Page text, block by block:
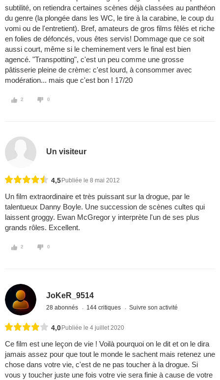
subtilité, on retiendra certaines scènes déjà classées au panthéon
du genre (la plongée dans les WC, le tire à la carabine, le coup du
vomi ou de l'entretient). Bref, amateurs de gros films fêlés et riche
en folies de défoncés, vous êtes servis! Dommage que ce soit
aussi court, même si le cheminement vers le final est bien
agencé. "Transpotting", c'est un peu comme une grosse
pâtisserie pleine de crème: c'est lourd, à consommer avec
modération... mais que c'est bon ! 17/20
2 0
Un visiteur
4,5 Publiée le 8 mai 2012
Un film extraordinaire et très puissant sur la drogue, par le
talentueux Danny Boyle. Une succession de scènes cultes qui
laissent groggy. Ewan McGregor y interprète l'un de ses plus
grands rôles. Excellent.
2 0
JoKeR_9514
28 abonnés 144 critiques Suivre son activité
4,0 Publiée le 4 juillet 2020
Ce film est une leçon de vie ! Voilà pourquoi on le dit et on le dira
jamais assez pour que tout le monde le sachent mais retenez une
chose dans votre vie, c'est de ne pas toucher à la drogue. Si
vous y toucher juste une fois votre vie sera finie à cause de votre